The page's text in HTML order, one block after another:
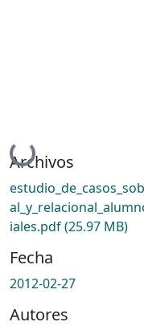
Cargando...
Archivos
iales.pdf(25.97 MB)
Fecha
2012-02-27
Autores